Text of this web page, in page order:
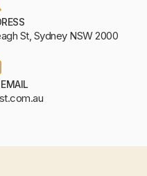
St, Sydney NSW 2000